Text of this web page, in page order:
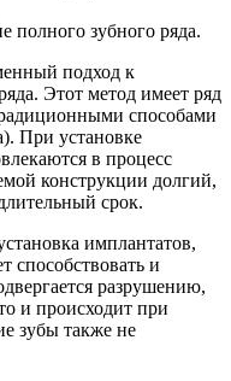
полного зубного ряда.
подход к
Этот метод имеет ряд
способами
При установке
в процесс
конструкции долгий,
срок.
имплантатов,
способствовать и
разрушению,
и происходит при
зубы также не